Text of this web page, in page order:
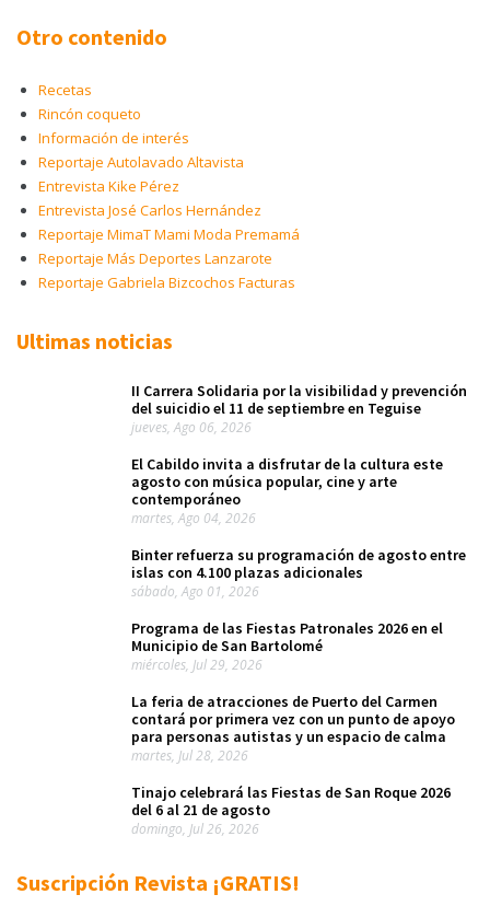
Otro contenido
Recetas
Rincón coqueto
Información de interés
Reportaje Autolavado Altavista
Entrevista Kike Pérez
Entrevista José Carlos Hernández
Reportaje MimaT Mami Moda Premamá
Reportaje Más Deportes Lanzarote
Reportaje Gabriela Bizcochos Facturas
Ultimas noticias
II Carrera Solidaria por la visibilidad y prevención
del suicidio el 11 de septiembre en Teguise
jueves, Ago 06, 2026
El Cabildo invita a disfrutar de la cultura este
agosto con música popular, cine y arte
contemporáneo
martes, Ago 04, 2026
Binter refuerza su programación de agosto entre
islas con 4.100 plazas adicionales
sábado, Ago 01, 2026
Programa de las Fiestas Patronales 2026 en el
Municipio de San Bartolomé
miércoles, Jul 29, 2026
La feria de atracciones de Puerto del Carmen
contará por primera vez con un punto de apoyo
para personas autistas y un espacio de calma
martes, Jul 28, 2026
Tinajo celebrará las Fiestas de San Roque 2026
del 6 al 21 de agosto
domingo, Jul 26, 2026
Suscripción Revista ¡GRATIS!